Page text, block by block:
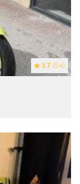
3.7 (54)